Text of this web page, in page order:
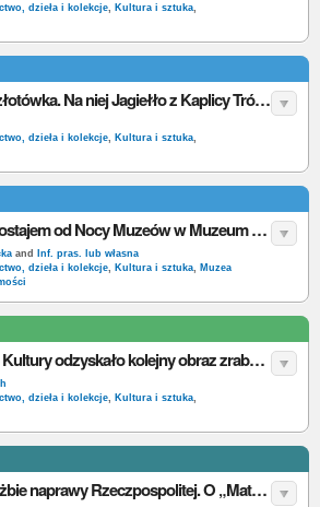
dzieła i kolekcje, Kultura i sztuka,
Nowa pięciozłotówka. Na niej Jagiełło z Kaplicy Trójcy Świętej na Zamku Lubelskim
dzieła i kolekcje, Kultura i sztuka,
Dama z gronostajem od Nocy Muzeów w Muzeum Narodowym w Krakowie
and
Inf. pras. lub własna
dzieła i kolekcje, Kultura i sztuka, Muzea
Ministerstwo Kultury odzyskało kolejny obraz zrabowany przez Niemców
dzieła i kolekcje, Kultura i sztuka,
Sztuka w służbie naprawy Rzeczpospolitej. O „Matce Spartance” Franciszka Dionizego Kniaźnina